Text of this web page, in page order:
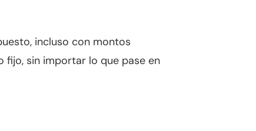
incluso con montos
fijo, sin importar lo que pase en